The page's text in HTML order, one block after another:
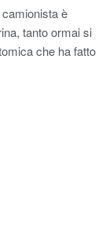
è
tanto ormai si
che ha fatto